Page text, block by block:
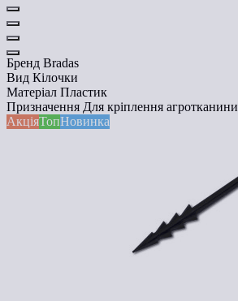
Бренд Bradas
Вид Кілочки
Матеріал Пластик
Призначення Для кріплення агротканини
АкціяТопНовинка